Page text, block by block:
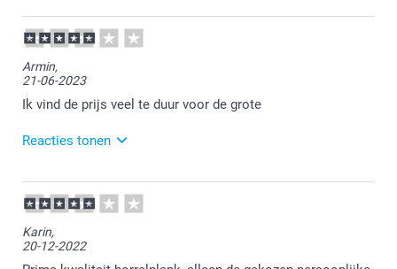
28-11-2024
10:20
Bedankt voor je bericht.
Veel plezier ervan!
Armin,
21-06-2023
Ik vind de prijs veel te duur voor de grote
Reacties tonen
21-06-2023
16:44
Bedankt voor je review. Vervelend om te vernemen
ook gecommuniceerd op onze website. Aan de prijs
kunnen wij helaas veranderen. Wel hebben wij vaak
Karin,
20-12-2022